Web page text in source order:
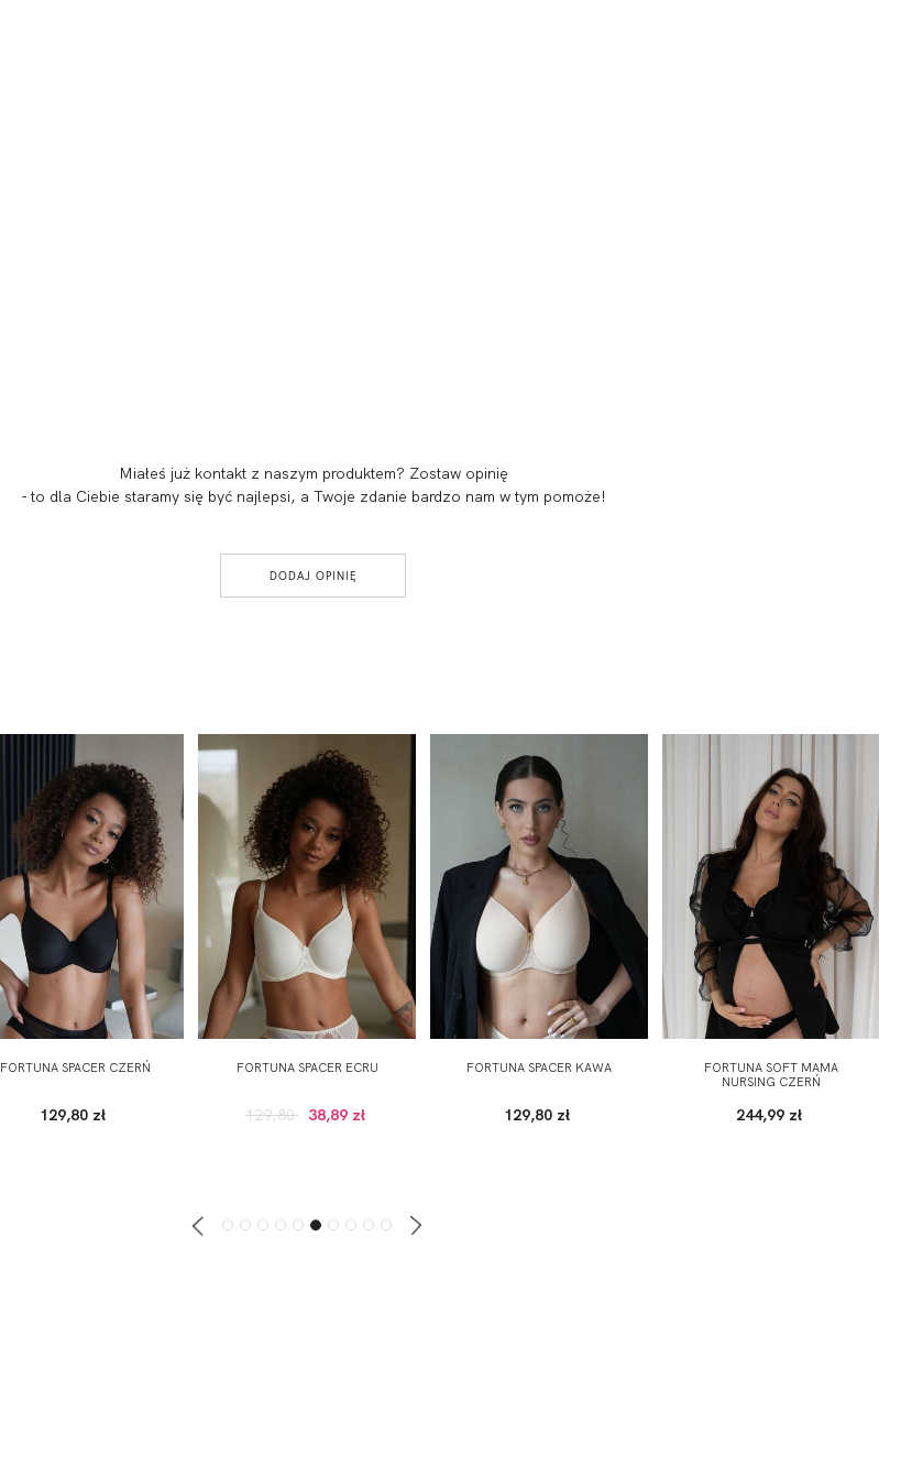
Miałeś już kontakt z naszym produktem? Zostaw opinię
- to dla Ciebie staramy się być najlepsi, a Twoje zdanie bardzo nam w tym pomoże!
DODAJ OPINIĘ
FORTUNA SPACER CZERŃ
129,80 zł
FORTUNA SPACER ECRU
129,80 38,89 zł
FORTUNA SPACER KAWA
129,80 zł
FORTUNA SOFT MAMA
NURSING CZERŃ
244,99 zł